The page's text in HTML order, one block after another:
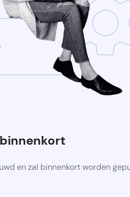
en zal binnenkort worden